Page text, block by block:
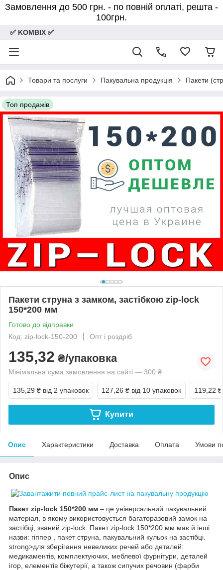
Замовлення до 500 грн. - по повній оплаті, решта -
100грн.
✅ KOMBIX ✅
Товари та послуги Пакувальна продукція Пакети
Топ продажів
Пакети струна з замком, застібкою zip-lock
150*200 мм
Готово до відправки
Код: zip-lock-150-200
Опт і роздріб
135,32 ₴/упаковка
Мінімальна сума замовлення на сайті — 300 ₴
135,29 ₴ від 2 упаковок 127,26 ₴ від 10 упаковок 119,22 ₴
Купити
Опис Характеристики Доставка Оплата Умови
Опис
Пакет zip-lock 150*200 мм – це універсальний пакувальний
матеріал, в якому використовується багаторазовий замок на
застібці, званий zip-lock. Пакет zip-lock 150*200 мм має й інші
назви: гіппер , пакет струна, пакувальний кульок на застібці.
strong>для зберігання невеликих речей або деталей:
медикаментів, комплектуючих, меблевої фурнітури, деталей
ігор, елементів біжутерії, а також сипучих речовин (фарби